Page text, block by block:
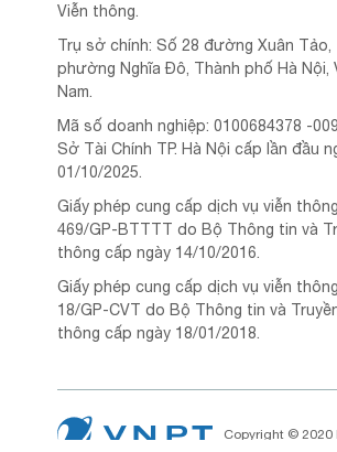
Viễn thông.
Trụ sở chính: Số 28 đường Xuân Tảo,
phường Nghĩa Đô, Thành phố Hà Nội,
Nam.
Mã số doanh nghiệp: 0100684378 -
Sở Tài Chính TP. Hà Nội cấp lần đầu
01/10/2025.
Giấy phép cung cấp dịch vụ viễn
469/GP-BTTTT do Bộ Thông tin và
thông cấp ngày 14/10/2016.
Giấy phép cung cấp dịch vụ viễn
18/GP-CVT do Bộ Thông tin và
thông cấp ngày 18/01/2018.
Copyright © 2020